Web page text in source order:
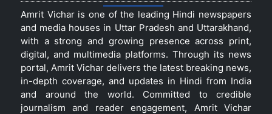
Amrit Vichar is one of the leading Hindi newspapers
and media houses in Uttar Pradesh and Uttarakhand,
with a strong and growing presence across print,
digital, and multimedia platforms. Through its news
portal, Amrit Vichar delivers the latest breaking news,
in-depth coverage, and updates in Hindi from India
and around the world. Committed to credible
journalism and reader engagement, Amrit Vichar